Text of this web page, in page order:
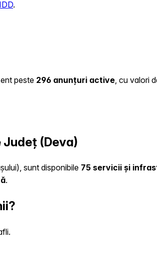
IDD.
peste 296 anunțuri active , cu valori
(Deva)
sunt disponibile 75 servicii și
.